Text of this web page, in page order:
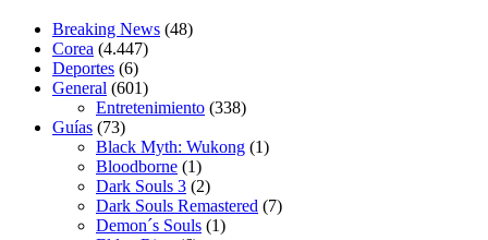
Breaking News (48)
Corea (4.447)
Deportes (6)
General (601)
Entretenimiento (338)
Guías (73)
Black Myth: Wukong (1)
Bloodborne (1)
Dark Souls 3 (2)
Dark Souls Remastered (7)
Demon´s Souls (1)